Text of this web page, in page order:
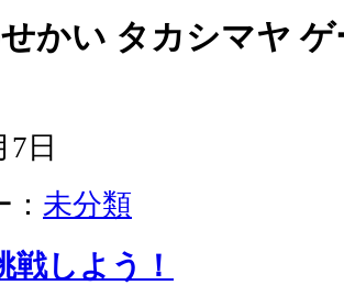
かい タカシマヤ
7日
未分類
戦しよう！